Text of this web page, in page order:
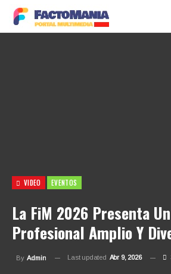
VIDEO EVENTOS
La FiM 2026 Presenta
Profesional Amplio Y
By Admin Last updated Abr 9, 2026